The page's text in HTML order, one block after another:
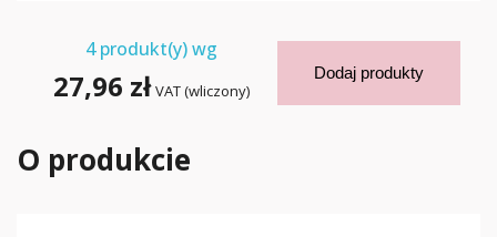
4produkt(y) wg
27,96 zł VAT (wliczony)
Dodaj produkty
O produkcie